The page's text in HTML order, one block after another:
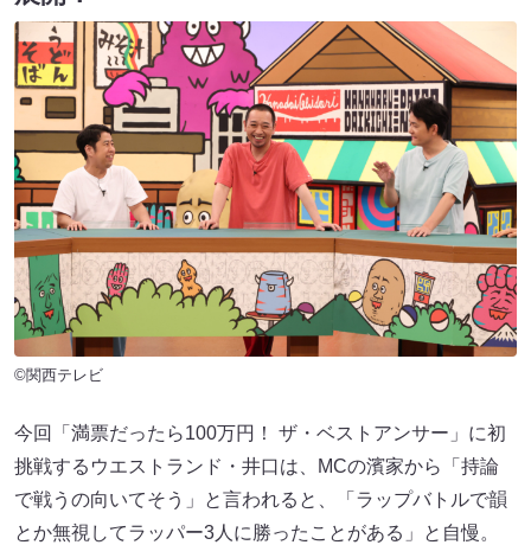
©関西テレビ
今回「満票だったら100万円！ ザ・ベストアンサー」に初
挑戦するウエストランド・井口は、MCの濱家から「持論
で戦うの向いてそう」と言われると、「ラップバトルで韻
とか無視してラッパー3人に勝ったことがある」と自慢。